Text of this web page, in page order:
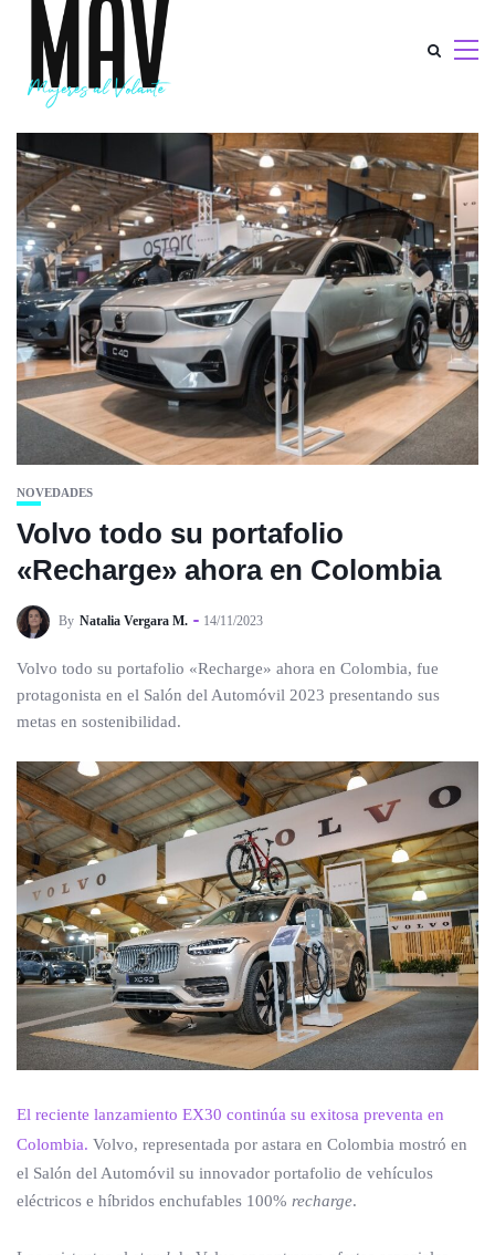
NOVEDADES
Volvo todo su portafolio
«Recharge» ahora en Colombia
By Natalia Vergara M. 14/11/2023
Volvo todo su portafolio «Recharge» ahora en Colombia, fue
protagonista en el Salón del Automóvil 2023 presentando sus
metas en sostenibilidad.
El reciente lanzamiento EX30 continúa su exitosa preventa en
Colombia. Volvo, representada por astara en Colombia mostró en
el Salón del Automóvil su innovador portafolio de vehículos
eléctricos e híbridos enchufables 100% recharge.